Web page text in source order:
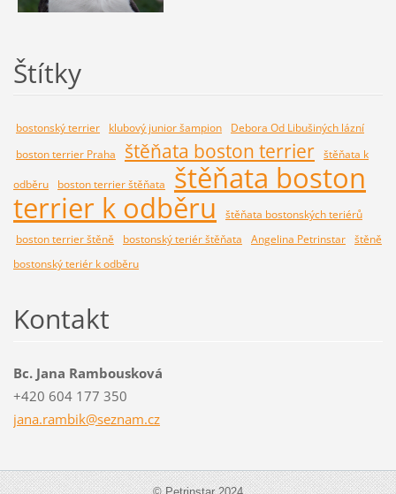
Štítky
bostonský terrier klubový junior šampion
Debora Od Libušiných lázní
boston terrier Praha
štěňata boston terrier štěňata k
odběru
boston terrier štěňata štěňata boston
terrier k odběru
štěňata bostonských teriérů
boston terrier štěně
bostonský teriér štěňata Angelina Petrinstar štěně
bostonský teriér k odběru
Kontakt
Bc. Jana Rambousková
+420 604 177 350
jana.rambik@seznam.cz